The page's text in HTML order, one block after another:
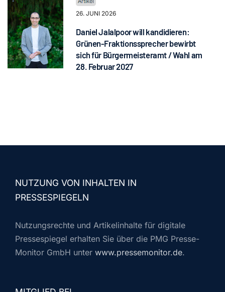
26. JUNI 2026
Daniel Jalalpoor will kandidieren:
Grünen-Fraktionssprecher bewirbt
sich für Bürgermeisteramt / Wahl am
28. Februar 2027
NUTZUNG VON INHALTEN IN
PRESSESPIEGELN
Nutzungsrechte und Artikelinhalte für digitale
Pressespiegel erhalten Sie über die PMG Presse-
Monitor GmbH unter www.pressemonitor.de.